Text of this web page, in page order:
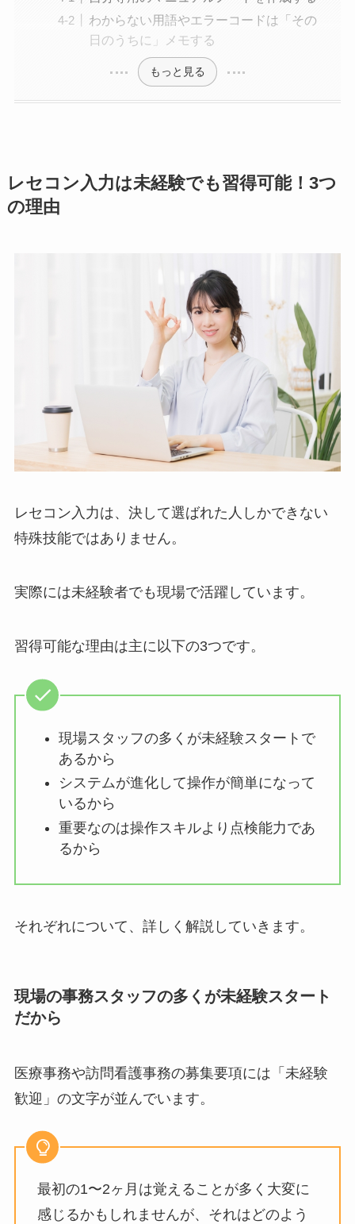
わからない用語やエラーコードは「その
日のうちに」メモする
もっと見る
レセコン入力は未経験でも習得可能！3つ
の理由
レセコン入力は、決して選ばれた人しかできない
特殊技能ではありません。
実際には未経験者でも現場で活躍しています。
習得可能な理由は主に以下の3つです。
現場スタッフの多くが未経験スタートで
あるから
システムが進化して操作が簡単になって
いるから
重要なのは操作スキルより点検能力であ
るから
それぞれについて、詳しく解説していきます。
現場の事務スタッフの多くが未経験スタート
だから
医療事務や訪問看護事務の募集要項には「未経験
歓迎」の文字が並んでいます。
最初の1〜2ヶ月は覚えることが多く大変に
感じるかもしれませんが、それはどのよう